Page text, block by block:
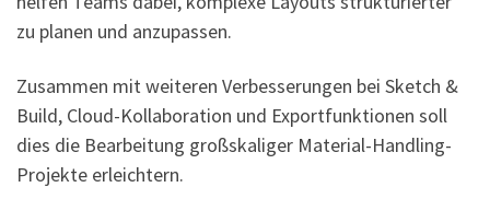
zu planen und anzupassen.
Zusammen mit weiteren Verbesserungen bei Sketch &
Build, Cloud-Kollaboration und Exportfunktionen soll
dies die Bearbeitung großskaliger Material-Handling-
Projekte erleichtern.